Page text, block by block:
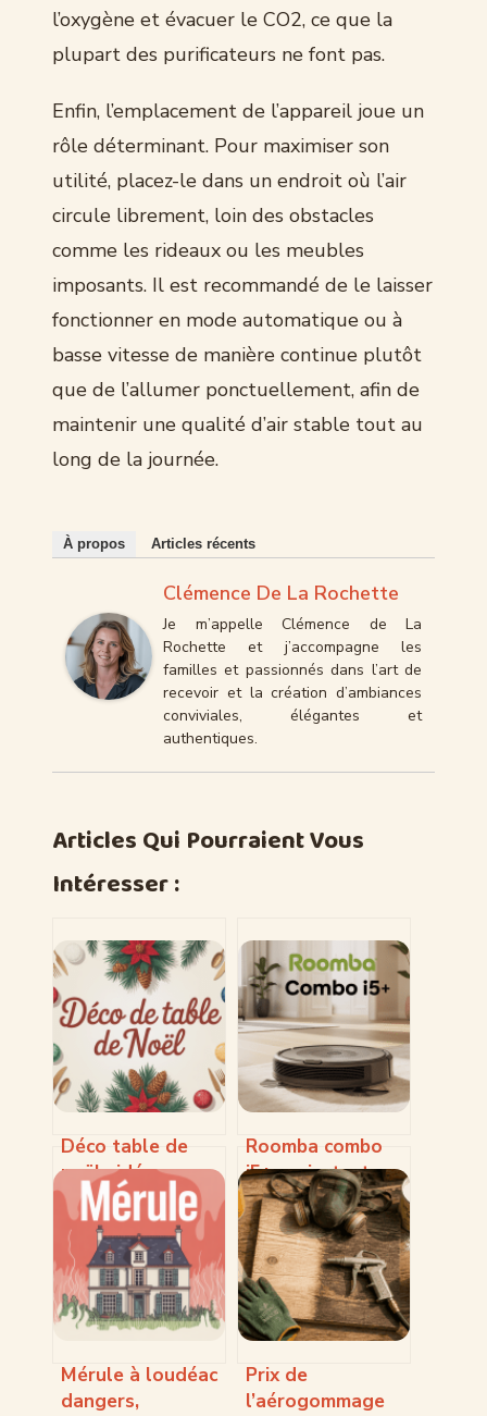
l’oxygène et évacuer le CO2, ce que la
plupart des purificateurs ne font pas.
Enfin, l’emplacement de l’appareil joue un
rôle déterminant. Pour maximiser son
utilité, placez-le dans un endroit où l’air
circule librement, loin des obstacles
comme les rideaux ou les meubles
imposants. Il est recommandé de le laisser
fonctionner en mode automatique ou à
basse vitesse de manière continue plutôt
que de l’allumer ponctuellement, afin de
maintenir une qualité d’air stable tout au
long de la journée.
À propos Articles récents
Clémence De La Rochette
Je m’appelle Clémence de La
Rochette et j’accompagne les
familles et passionnés dans l’art de
recevoir et la création d’ambiances
conviviales, élégantes et
authentiques.
Articles Qui Pourraient Vous
Intéresser :
Déco table de
noël : idées
élégantes et
faciles à
reproduire
Roomba combo
i5+ : avis, test
complet et guide
pour bien choisir
Mérule à loudéac
dangers,
Prix de
l’aérogommage